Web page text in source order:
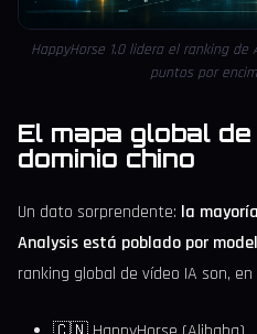
HappyHorse 1.0 lidera el ranking de
puntos por
El mapa global
dominio chino
Un dato sorprendente: la
Analysis está poblado por
ranking global de vídeo IA son,